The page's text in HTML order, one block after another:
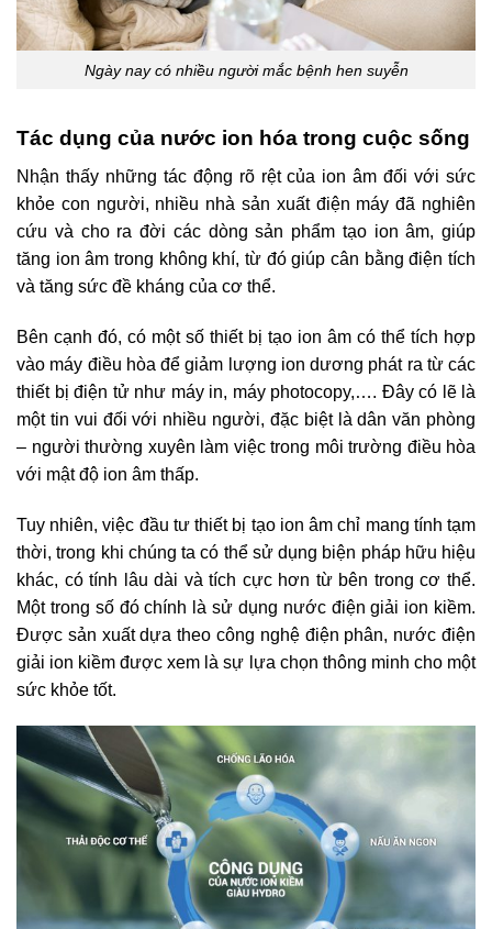
Ngày nay có nhiều người mắc bệnh hen suyễn
Tác dụng của nước ion hóa trong cuộc sống
Nhận thấy những tác động rõ rệt của ion âm đối với sức
khỏe con người, nhiều nhà sản xuất điện máy đã nghiên
cứu và cho ra đời các dòng sản phẩm tạo ion âm, giúp
tăng ion âm trong không khí, từ đó giúp cân bằng điện tích
và tăng sức đề kháng của cơ thể.
Bên cạnh đó, có một số thiết bị tạo ion âm có thể tích hợp
vào máy điều hòa để giảm lượng ion dương phát ra từ các
thiết bị điện tử như máy in, máy photocopy,…. Đây có lẽ là
một tin vui đối với nhiều người, đặc biệt là dân văn phòng
– người thường xuyên làm việc trong môi trường điều hòa
với mật độ ion âm thấp.
Tuy nhiên, việc đầu tư thiết bị tạo ion âm chỉ mang tính tạm
thời, trong khi chúng ta có thể sử dụng biện pháp hữu hiệu
khác, có tính lâu dài và tích cực hơn từ bên trong cơ thể.
Một trong số đó chính là sử dụng nước điện giải ion kiềm.
Được sản xuất dựa theo công nghệ điện phân, nước điện
giải ion kiềm được xem là sự lựa chọn thông minh cho một
sức khỏe tốt.